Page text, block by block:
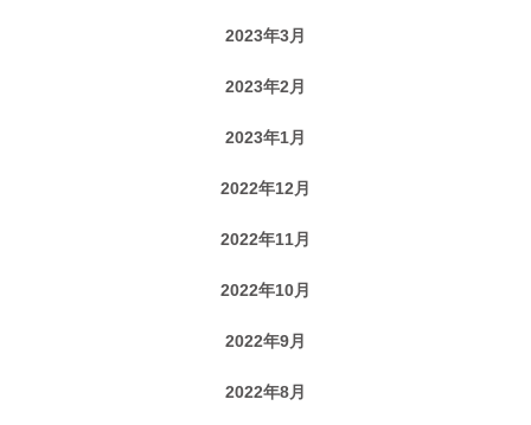
2023年3月
2023年2月
2023年1月
2022年12月
2022年11月
2022年10月
2022年9月
2022年8月